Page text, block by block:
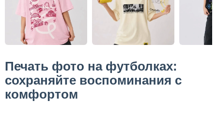
Печать фото на футболках:
сохраняйте воспоминания с
комфортом